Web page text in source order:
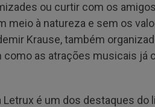
ou curtir com os
meio à natureza e sem os
Krause, também
como as atrações musicais já
é um dos destaques do